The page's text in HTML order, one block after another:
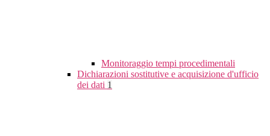
Monitoraggio tempi procedimentali
Dichiarazioni sostitutive e acquisizione d'ufficio
dei dati 1